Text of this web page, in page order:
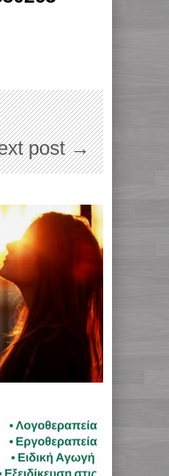
post →